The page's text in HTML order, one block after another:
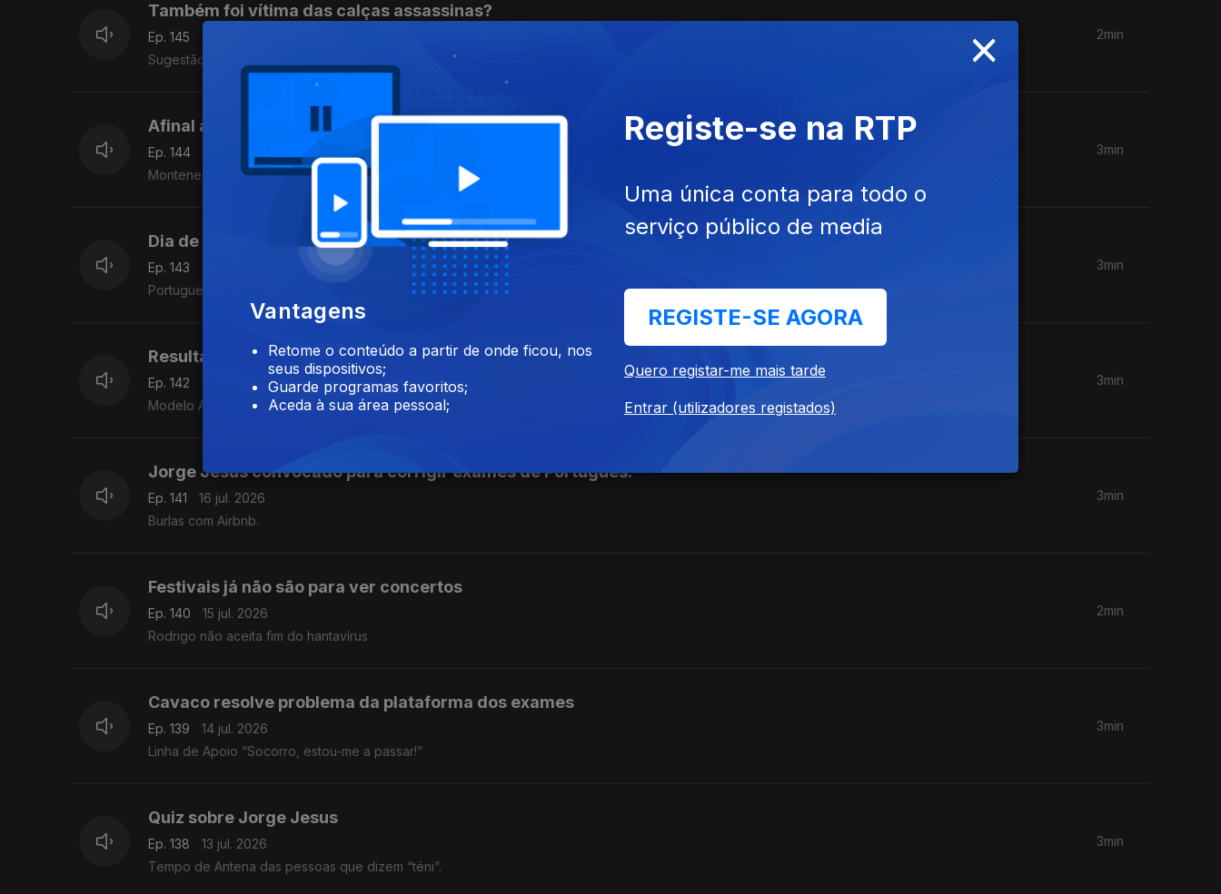
Também foi vítima das calças assassinas?
Ep. 145
Sugestão cultural de Jorge Jesus.
2min
Afinal a culpa é do Mercúrio retrógrado.
Ep. 144
Montenegro não vê piscina, vê poça.
3min
Dia de fazer queixinhas ao Provedor
Ep. 143
Portugueses bloqueiam número do Ministro da Educação.
3min
Resultados dos exames saem no fuso horário do Hawai.
Ep. 142
17 jul. 2026
Modelo Amália não acerta uma.
3min
Jorge Jesus convocado para corrigir exames de Português.
Ep. 141
16 jul. 2026
Burlas com Airbnb.
3min
Festivais já não são para ver concertos
Ep. 140
15 jul. 2026
Rodrigo não aceita fim do hantavírus
2min
Cavaco resolve problema da plataforma dos exames
Ep. 139
14 jul. 2026
Linha de Apoio “Socorro, estou-me a passar!”
3min
Quiz sobre Jorge Jesus
Ep. 138
13 jul. 2026
Tempo de Antena das pessoas que dizem “téni”.
3min
×
Vantagens
Retome o conteúdo a partir de onde ficou, nos
seus dispositivos;
Guarde programas favoritos;
Aceda à sua área pessoal;
Registe-se na RTP
Uma única conta para todo o
serviço público de media
REGISTE-SE AGORA
Quero registar-me mais tarde
Entrar (utilizadores registados)